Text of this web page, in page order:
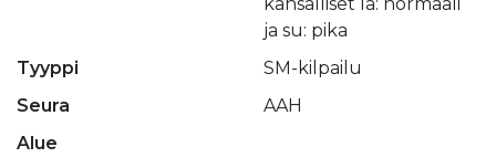
ja su: pika
Tyyppi
SM-kilpailu
Seura
AAH
Alue